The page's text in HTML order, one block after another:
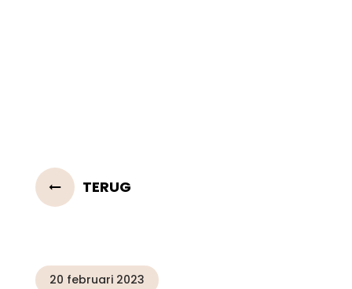
TERUG
20 februari 2023